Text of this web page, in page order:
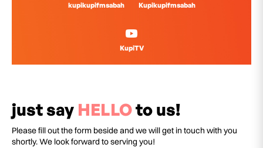
kupikupifmsabah Kupikupifmsabah
KupiTV
just say HELLOto us!
Please fill out the form beside and we will get in touch with you
shortly. We look forward to serving you!